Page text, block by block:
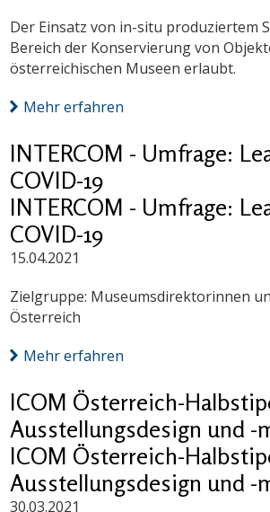
Der Einsatz von in-situ produziertem
Bereich der Konservierung von
österreichischen Museen erlaubt.
Mehr erfahren
INTERCOM - Umfrage:
COVID-19
INTERCOM - Umfrage:
COVID-19
15.04.2021
Zielgruppe: Museumsdirektorinnen
Österreich
Mehr erfahren
ICOM Österreich-
Ausstellungsdesign und -
ICOM Österreich-
Ausstellungsdesign und -
30.03.2021